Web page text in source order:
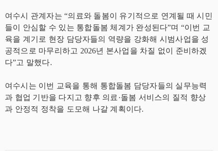
여수시 관계자는 “의료와 돌봄이 유기적으로 연계될 때 시민
들이 안심할 수 있는 통합돌봄 체계가 완성된다”며 “이번 교
육을 계기로 현장 담당자들의 역량을 강화해 시범사업을 성
공적으로 마무리하고 2026년 본사업을 차질 없이 준비하겠
다”고 말했다.
여수시는 이번 교육을 통해 통합돌봄 담당자들의 실무능력
과 협업 기반을 다지고 향후 의료·돌봄 서비스의 질적 향상
과 안정적 정착을 도모해 나갈 계획이다.